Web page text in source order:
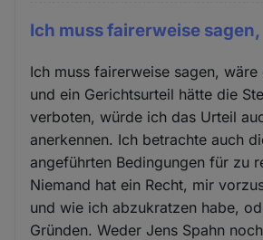
Ich muss fairerweise sagen,
Ich muss fairerweise sagen, wäre
und ein Gerichtsurteil hätte die
verboten, würde ich das Urteil
anerkennen. Ich betrachte auch
angeführten Bedingungen für zu
Niemand hat ein Recht, mir
und wie ich abzukratzen habe,
Gründen. Weder Jens Spahn noch